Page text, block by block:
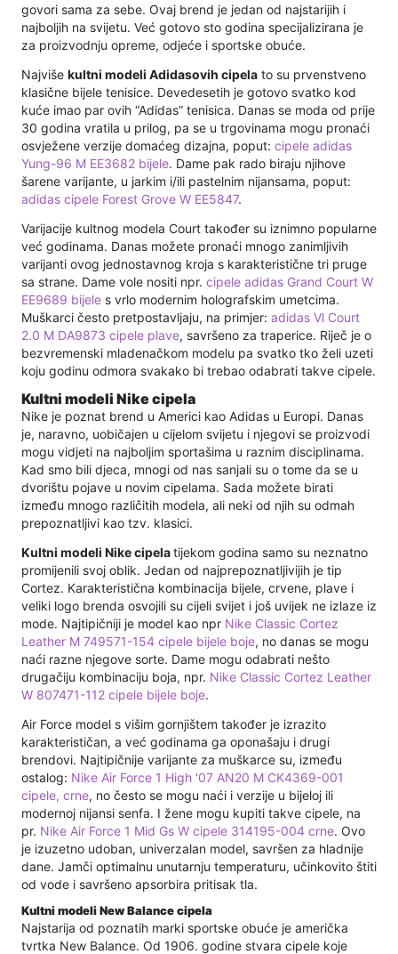
govori sama za sebe. Ovaj brend je jedan od najstarijih i
najboljih na svijetu. Već gotovo sto godina specijalizirana je
za proizvodnju opreme, odjeće i sportske obuće.
Najviše kultni modeli Adidasovih cipela to su prvenstveno
klasične bijele tenisice. Devedesetih je gotovo svatko kod
kuće imao par ovih “Adidas” tenisica. Danas se moda od prije
30 godina vratila u prilog, pa se u trgovinama mogu pronaći
osvježene verzije domaćeg dizajna, poput: cipele adidas
Yung-96 M EE3682 bijele. Dame pak rado biraju njihove
šarene varijante, u jarkim i/ili pastelnim nijansama, poput:
adidas cipele Forest Grove W EE5847.
Varijacije kultnog modela Court također su iznimno popularne
već godinama. Danas možete pronaći mnogo zanimljivih
varijanti ovog jednostavnog kroja s karakteristične tri pruge
sa strane. Dame vole nositi npr. cipele adidas Grand Court W
EE9689 bijele s vrlo modernim holografskim umetcima.
Muškarci često pretpostavljaju, na primjer: adidas Vl Court
2.0 M DA9873 cipele plave, savršeno za traperice. Riječ je o
bezvremenski mladenačkom modelu pa svatko tko želi uzeti
koju godinu odmora svakako bi trebao odabrati takve cipele.
Kultni modeli Nike cipela
Nike je poznat brend u Americi kao Adidas u Europi. Danas
je, naravno, uobičajen u cijelom svijetu i njegovi se proizvodi
mogu vidjeti na najboljim sportašima u raznim disciplinama.
Kad smo bili djeca, mnogi od nas sanjali su o tome da se u
dvorištu pojave u novim cipelama. Sada možete birati
između mnogo različitih modela, ali neki od njih su odmah
prepoznatljivi kao tzv. klasici.
Kultni modeli Nike cipelatijekom godina samo su neznatno
promijenili svoj oblik. Jedan od najprepoznatljivijih je tip
Cortez. Karakteristična kombinacija bijele, crvene, plave i
veliki logo brenda osvojili su cijeli svijet i još uvijek ne izlaze iz
mode. Najtipičniji je model kao npr Nike Classic Cortez
Leather M 749571-154 cipele bijele boje, no danas se mogu
naći razne njegove sorte. Dame mogu odabrati nešto
drugačiju kombinaciju boja, npr. Nike Classic Cortez Leather
W 807471-112 cipele bijele boje.
Air Force model s višim gornjištem također je izrazito
karakterističan, a već godinama ga oponašaju i drugi
brendovi. Najtipičnije varijante za muškarce su, između
ostalog: Nike Air Force 1 High '07 AN20 M CK4369-001
cipele, crne, no često se mogu naći i verzije u bijeloj ili
modernoj nijansi senfa. I žene mogu kupiti takve cipele, na
pr. Nike Air Force 1 Mid Gs W cipele 314195-004 crne. Ovo
je izuzetno udoban, univerzalan model, savršen za hladnije
dane. Jamči optimalnu unutarnju temperaturu, učinkovito štiti
od vode i savršeno apsorbira pritisak tla.
Kultni modeli New Balance cipela
Najstarija od poznatih marki sportske obuće je američka
tvrtka New Balance. Od 1906. godine stvara cipele koje